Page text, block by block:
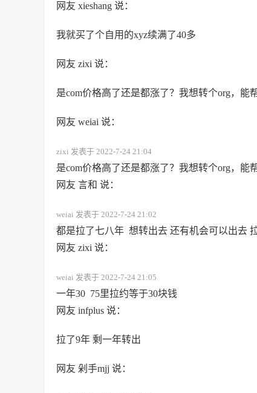
网友 xieshang 说：
我就买了个自用的xyz续满了40多
网友 zixi 说：
是com价格高了还是都涨了？我想转个org，能
网友 weiai 说：
zixi 发表于 2022-7-24 21:04
是com价格高了还是都涨了？我想转个org，能
网友 言和 说：
weiai 发表于 2022-7-24 21:02
都是拉了七八年 想转出去 还有机会可以出去
网友 zixi 说：
weiai 发表于 2022-7-24 21:05
一年30 75里拉约等于30块钱
网友 infplus 说：
拉了9年 剩一年转出
网友 剁手mjj 说：